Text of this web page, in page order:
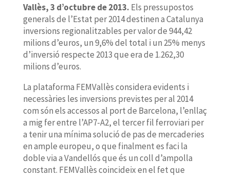
Vallès, 3 d’octubre de 2013. Els pressupostos
generals de l’Estat per 2014 destinen a Catalunya
inversions regionalitzables per valor de 944,42
milions d’euros, un 9,6% del total i un 25% menys
d’inversió respecte 2013 que era de 1.262,30
milions d’euros.
La plataforma FEMVallès considera evidents i
necessàries les inversions previstes per al 2014
com són els accessos al port de Barcelona, l’enllaç
a mig fer entre l’AP7-A2, el tercer fil ferroviari per
a tenir una mínima solució de pas de mercaderies
en ample europeu, o que finalment es faci la
doble via a Vandellós que és un coll d’ampolla
constant. FEMVallès coincideix en el fet que